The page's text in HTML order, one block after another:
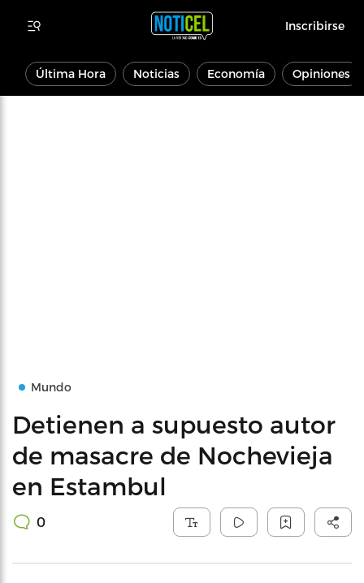
Inscribirse
Última Hora Noticias Economía Opiniones
Mundo
Detienen a supuesto autor
de masacre de Nochevieja
en Estambul
0